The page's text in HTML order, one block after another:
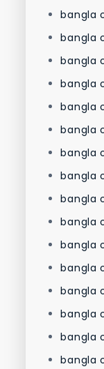
bangla
bangla
bangla
bangla
bangla
bangla
bangla
bangla
bangla
bangla
bangla
bangla
bangla
bangla
bangla
bangla